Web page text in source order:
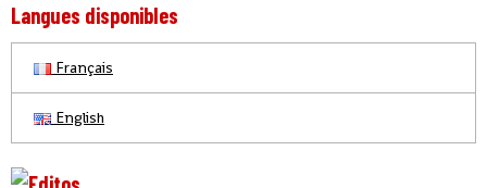
Langues disponibles
Français
English